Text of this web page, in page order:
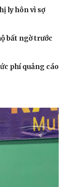
ly hôn vì sợ
bất ngờ trước
phí quảng cáo